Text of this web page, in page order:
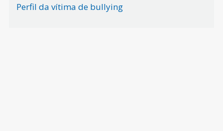
Perfil da vítima de bullying